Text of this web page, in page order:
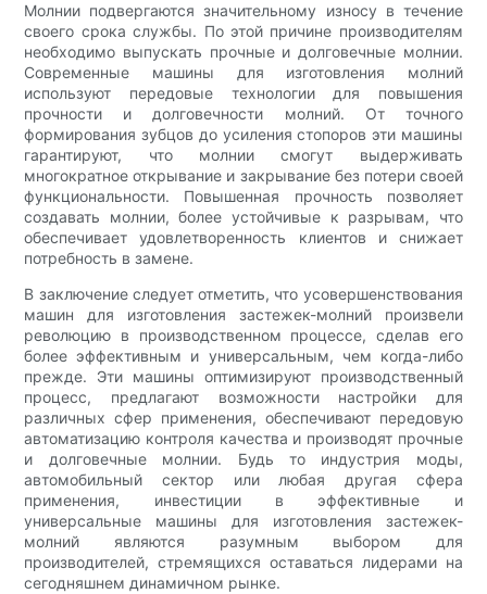
Молнии подвергаются значительному износу в течение
своего срока службы. По этой причине производителям
необходимо выпускать прочные и долговечные молнии.
Современные машины для изготовления молний
используют передовые технологии для повышения
прочности и долговечности молний. От точного
формирования зубцов до усиления стопоров эти машины
гарантируют, что молнии смогут выдерживать
многократное открывание и закрывание без потери своей
функциональности. Повышенная прочность позволяет
создавать молнии, более устойчивые к разрывам, что
обеспечивает удовлетворенность клиентов и снижает
потребность в замене.
В заключение следует отметить, что усовершенствования
машин для изготовления застежек-молний произвели
революцию в производственном процессе, сделав его
более эффективным и универсальным, чем когда-либо
прежде. Эти машины оптимизируют производственный
процесс, предлагают возможности настройки для
различных сфер применения, обеспечивают передовую
автоматизацию контроля качества и производят прочные
и долговечные молнии. Будь то индустрия моды,
автомобильный сектор или любая другая сфера
применения, инвестиции в эффективные и
универсальные машины для изготовления застежек-
молний являются разумным выбором для
производителей, стремящихся оставаться лидерами на
сегодняшнем динамичном рынке.